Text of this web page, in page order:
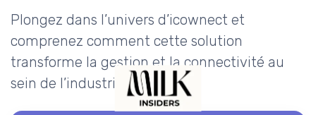
Plongez dans l’univers d’icownect et
comprenez comment cette solution
transforme la gestion et la connectivité au
sein de l’industrie laitière.